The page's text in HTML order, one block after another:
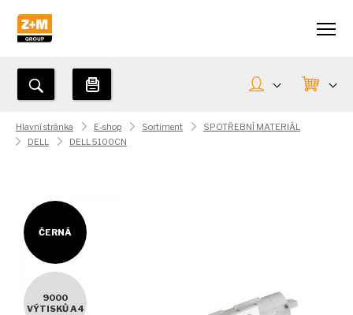
Hlavní stránka E-shop Sortiment
SPOTŘEBNÍ MATERIÁL
DELL
DELL 5100CN
ČERNÁ
9000
VÝTISKŮ A4